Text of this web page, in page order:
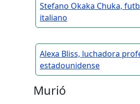
Stefano Okaka Chuka,
italiano
Alexa Bliss, luchadora
estadounidense
Murió